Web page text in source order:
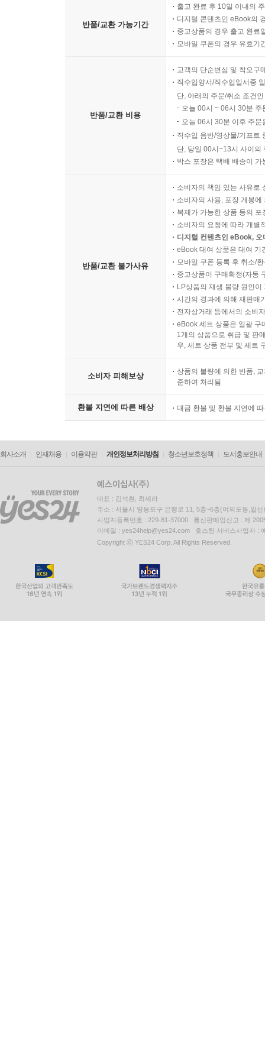
반품/교환 가능기간
출고 완료 후 10일 이내의
디지털 콘텐츠인 eBook의
중고상품의 경우 출고 완료
모바일 쿠폰의 경우 유효기
반품/교환 비용
고객의 단순변심 및 착오구
직수입양서/직수입일서중
단, 아래의 주문/취소 조건
오늘 00시 ~ 06시 30분
오늘 06시 30분 이후 주
직수입 음반/영상물/기프트
단, 당일 00시~13시 사이의
박스 포장은 택배 배송이
반품/교환 불가사유
소비자의 책임 있는 사유로
소비자의 사용, 포장 개봉
복제가 가능한 상품 등의
소비자의 요청에 따라 개별
디지털 컨텐츠인 eBook,
eBook 대여 상품은 대여 기
모바일 쿠폰 등록 후 취소/
중고상품이 구매확정(자동
LP상품의 재생 불량 원인
시간의 경과에 의해 재판매
전자상거래 등에서의 소비
eBook 세트 상품은 일괄 구
1개의 상품으로 취급 및 판
우, 세트 상품 전부 및 세트
소비자 피해보상
상품의 불량에 의한 반품,
준하여 처리됨
환불 지연에 따른 배상 대금 환불 및 환불 지연에
회사소개 인재채용 이용약관 개인정보처리방침 청소년보호정책 도서홍보안내
대표 : 김석환, 최세라
주소 : 서울시 영등포구 은행로 11, 5층~6층(여의도동,일신
사업자등록번호 : 229-81-37000 통신판매업신고 : 제
이메일 : yes24help@yes24.com 호스팅 서비스사업자 :
Copyright ⓒ YES24 Corp. All Rights Reserved.